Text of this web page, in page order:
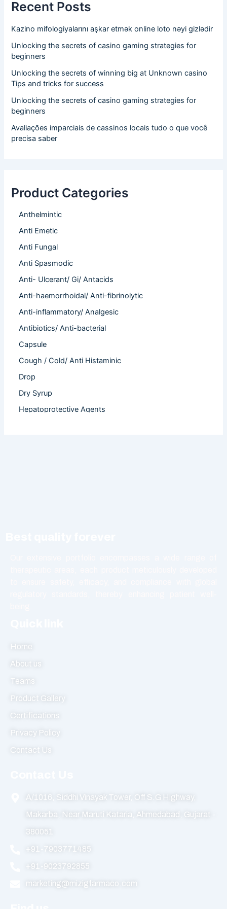
Recent Posts
Kazino mifologiyalarını aşkar etmək online loto nəyi gizlədir
Unlocking the secrets of casino gaming strategies for
beginners
Unlocking the secrets of winning big at Unknown casino
Tips and tricks for success
Unlocking the secrets of casino gaming strategies for
beginners
Avaliações imparciais de cassinos locais tudo o que você
precisa saber
Product Categories
Anthelmintic
Anti Emetic
Anti Fungal
Anti Spasmodic
Anti- Ulcerant/ Gi/ Antacids
Anti-haemorrhoidal/ Anti-fibrinolytic
Anti-inflammatory/ Analgesic
Antibiotics/ Anti-bacterial
Capsule
Cough / Cold/ Anti Histaminic
Drop
Dry Syrup
Hepatoprotective Agents
Home
About us
Teams
Product Gallery
Certifications
Privacy Policy
Contact Us
A/1016, Siddhi Vinayak Tower, Off S.G Highway,
Makarba, Near Maruti Kataria, Ahmedabad, Gujarat -
380051
+91-7903771485
+91-9023792855
marketing@mizigfarmaco.com